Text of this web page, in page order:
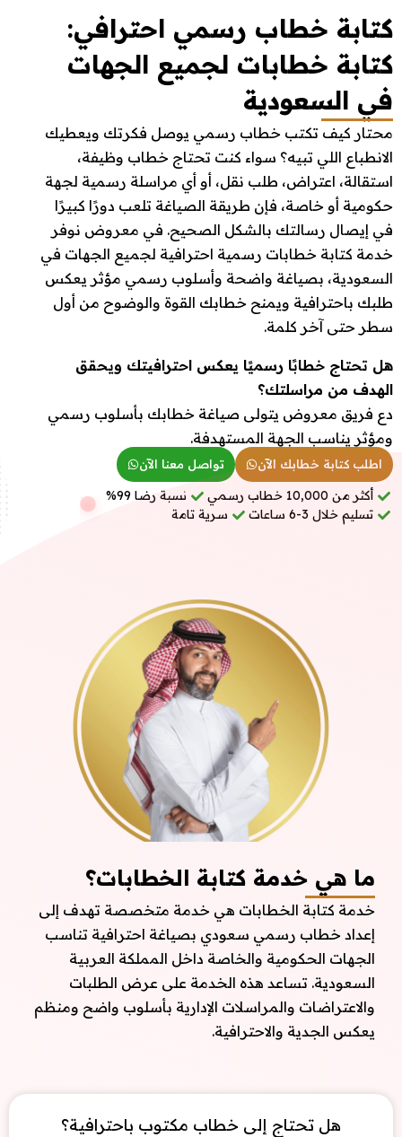
كتابة خطاب رسمي احترافي:
كتابة خطابات لجميع الجهات
في السعودية
محتار كيف تكتب خطاب رسمي يوصل فكرتك ويعطيك
الانطباع اللي تبيه؟ سواء كنت تحتاج خطاب وظيفة،
استقالة، اعتراض، طلب نقل، أو أي مراسلة رسمية لجهة
حكومية أو خاصة، فإن طريقة الصياغة تلعب دورًا كبيرًا
في إيصال رسالتك بالشكل الصحيح. في معروض نوفر
خدمة كتابة خطابات رسمية احترافية لجميع الجهات في
السعودية، بصياغة واضحة وأسلوب رسمي مؤثر يعكس
طلبك باحترافية ويمنح خطابك القوة والوضوح من أول
سطر حتى آخر كلمة.
هل تحتاج خطابًا رسميًا يعكس احترافيتك ويحقق
الهدف من مراسلتك؟
دع فريق معروض يتولى صياغة خطابك بأسلوب رسمي
ومؤثر يناسب الجهة المستهدفة.
اطلب كتابة خطابك الآن تواصل معنا الآن
أكثر من 10,000 خطاب رسمي
نسبة رضا 99%
تسليم خلال 3-6 ساعات
سرية تامة
ما هي خدمة كتابة الخطابات؟
خدمة كتابة الخطابات هي خدمة متخصصة تهدف إلى
إعداد خطاب رسمي سعودي بصياغة احترافية تناسب
الجهات الحكومية والخاصة داخل المملكة العربية
السعودية. تساعد هذه الخدمة على عرض الطلبات
والاعتراضات والمراسلات الإدارية بأسلوب واضح ومنظم
يعكس الجدية والاحترافية.
هل تحتاج إلى خطاب مكتوب باحترافية؟